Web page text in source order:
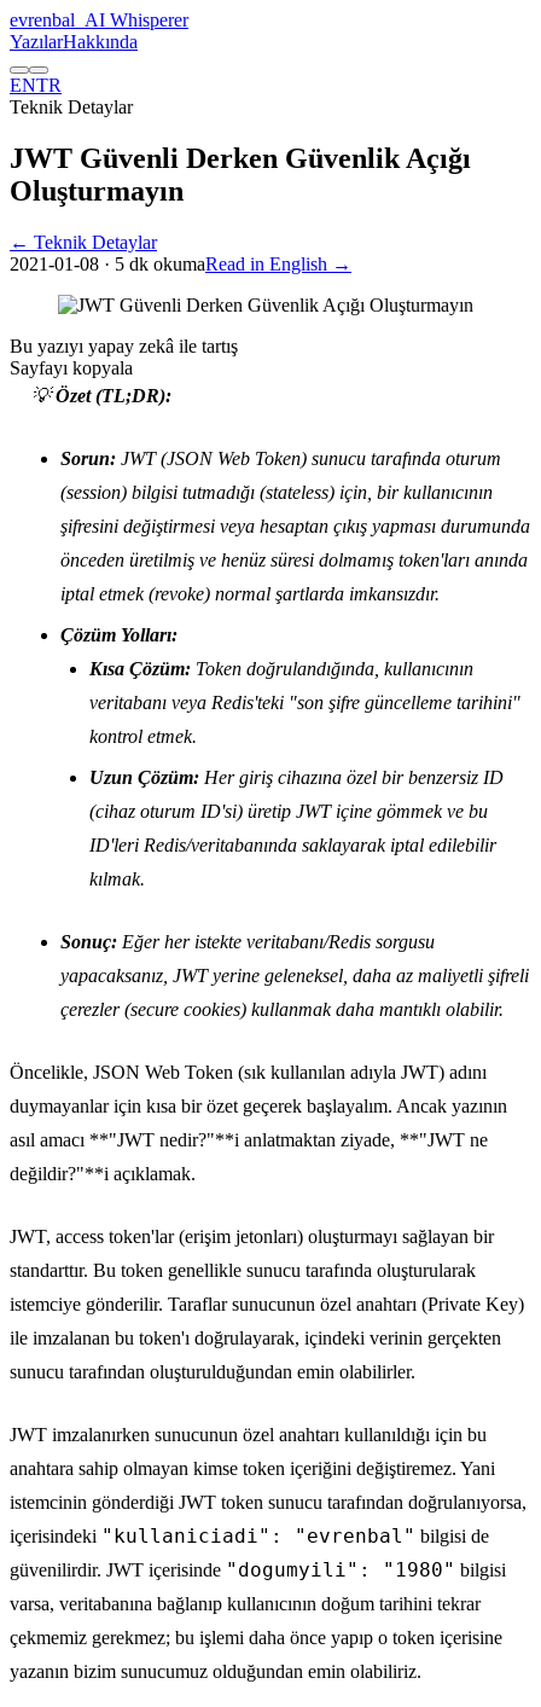
evrenbal AI Whisperer
YazılarHakkında
ENTR
Teknik Detaylar
JWT Güvenli Derken Güvenlik Açığı
Oluşturmayın
← Teknik Detaylar
2021-01-08 · 5 dk okumaRead in English →
Bu yazıyı yapay zekâ ile tartış
Sayfayı kopyala
💡Özet (TL;DR):
Sorun: JWT (JSON Web Token) sunucu tarafında oturum
(session) bilgisi tutmadığı (stateless) için, bir kullanıcının
şifresini değiştirmesi veya hesaptan çıkış yapması durumunda
önceden üretilmiş ve henüz süresi dolmamış token'ları anında
iptal etmek (revoke) normal şartlarda imkansızdır.
Çözüm Yolları:
Kısa Çözüm: Token doğrulandığında, kullanıcının
veritabanı veya Redis'teki "son şifre güncelleme tarihini"
kontrol etmek.
Uzun Çözüm: Her giriş cihazına özel bir benzersiz ID
(cihaz oturum ID'si) üretip JWT içine gömmek ve bu
ID'leri Redis/veritabanında saklayarak iptal edilebilir
kılmak.
Sonuç: Eğer her istekte veritabanı/Redis sorgusu
yapacaksanız, JWT yerine geleneksel, daha az maliyetli şifreli
çerezler (secure cookies) kullanmak daha mantıklı olabilir.
Öncelikle, JSON Web Token (sık kullanılan adıyla JWT) adını
duymayanlar için kısa bir özet geçerek başlayalım. Ancak yazının
asıl amacı **"JWT nedir?"**i anlatmaktan ziyade, **"JWT ne
değildir?"**i açıklamak.
JWT, access token'lar (erişim jetonları) oluşturmayı sağlayan bir
standarttır. Bu token genellikle sunucu tarafında oluşturularak
istemciye gönderilir. Taraflar sunucunun özel anahtarı (Private Key)
ile imzalanan bu token'ı doğrulayarak, içindeki verinin gerçekten
sunucu tarafından oluşturulduğundan emin olabilirler.
JWT imzalanırken sunucunun özel anahtarı kullanıldığı için bu
anahtara sahip olmayan kimse token içeriğini değiştiremez. Yani
istemcinin gönderdiği JWT token sunucu tarafından doğrulanıyorsa,
içerisindeki "kullaniciadi": "evrenbal" bilgisi de
güvenilirdir. JWT içerisinde "dogumyili": "1980" bilgisi
varsa, veritabanına bağlanıp kullanıcının doğum tarihini tekrar
çekmemiz gerekmez; bu işlemi daha önce yapıp o token içerisine
yazanın bizim sunucumuz olduğundan emin olabiliriz.